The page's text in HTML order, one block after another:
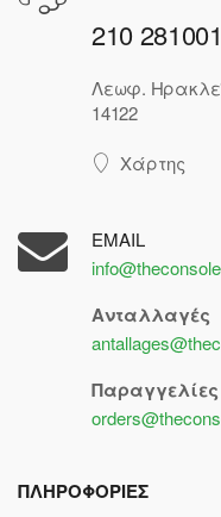
210
Λεωφ.
14122
Χάρτης
EMAIL
Ανταλλαγές
Παραγγελίες
ΠΛΗΡΟΦΟΡΙΕΣ